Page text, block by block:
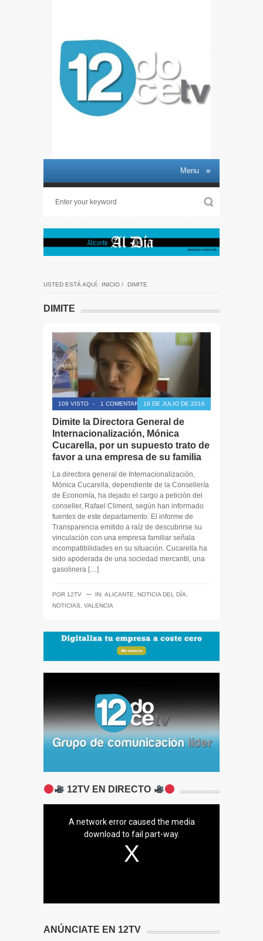
Menu ≡
USTED ESTÁ AQUÍ: INICIO / DIMITE
DIMITE
109 VISTO - 1 COMENTARIO18 DE JULIO DE 2016
Dimite la Directora General de
Internacionalización, Mónica
Cucarella, por un supuesto trato de
favor a una empresa de su familia
La directora general de Internacionalización,
Mónica Cucarella, dependiente de la Consellería
de Economía, ha dejado el cargo a petición del
conseller, Rafael Climent, según han informado
fuentes de este departamento. El informe de
Transparencia emitido a raíz de descubrirse su
vinculación con una empresa familiar señala
incompatibilidades en su situación. Cucarella ha
sido apoderada de una sociedad mercantil, una
gasolinera […]
POR 12TV ─ IN: ALICANTE, NOTICIA DEL DÍA,
NOTICIAS, VALENCIA
12TV EN DIRECTO
A network error caused the media
download to fail part-way.
ANÚNCIATE EN 12TV